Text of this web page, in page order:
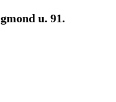
u. 91.